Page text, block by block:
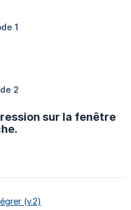
sur la fenêtre
(v.2)